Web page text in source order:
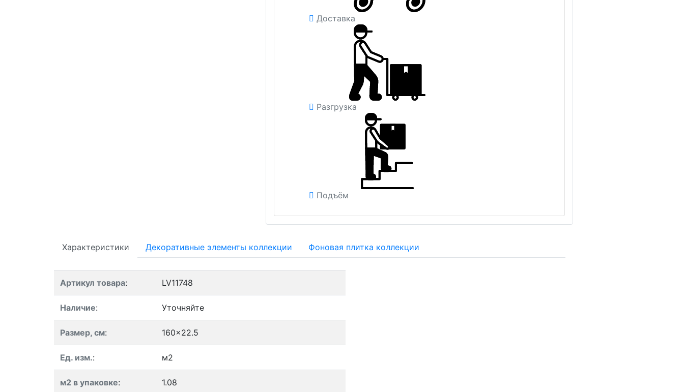
Доставка
Разгрузка
Подъём
Характеристики Декоративные элементы коллекции Фоновая плитка коллекции
Артикул товара: LV11748
Наличие: Уточняйте
Размер, см: 160x22.5
Ед. изм.: м2
м2 в упаковке: 1.08